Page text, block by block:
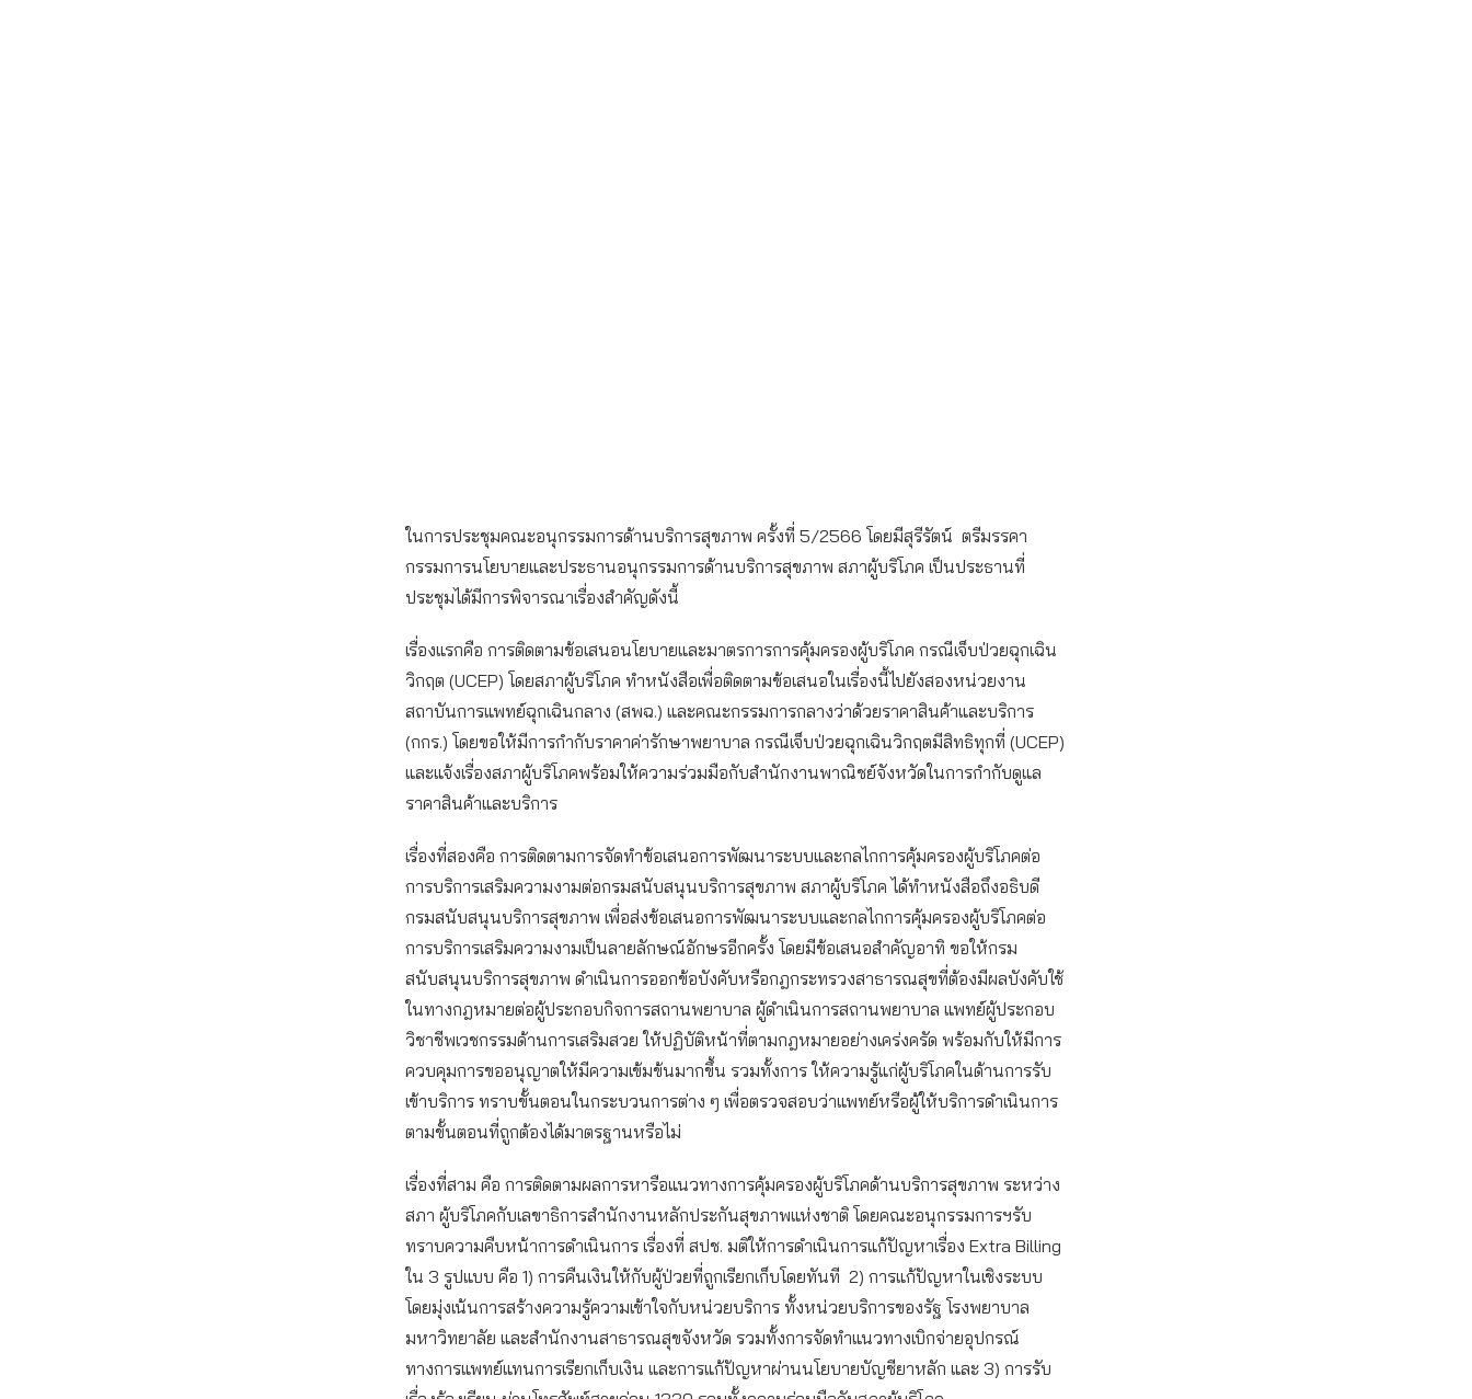
ในการประชุมคณะอนุกรรมการด้านบริการสุขภาพ ครั้งที่ 5/2566 โดยมีสุรีรัตน์ ตรีมรรคา
กรรมการนโยบายและประธานอนุกรรมการด้านบริการสุขภาพ สภาผู้บริโภค เป็นประธานที่
ประชุมได้มีการพิจารณาเรื่องสำคัญดังนี้
เรื่องแรกคือ การติดตามข้อเสนอนโยบายและมาตรการการคุ้มครองผู้บริโภค กรณีเจ็บป่วยฉุกเฉิน
วิกฤต (UCEP) โดยสภาผู้บริโภค ทำหนังสือเพื่อติดตามข้อเสนอในเรื่องนี้ไปยังสองหน่วยงาน
สถาบันการแพทย์ฉุกเฉินกลาง (สพฉ.) และคณะกรรมการกลางว่าด้วยราคาสินค้าและบริการ
(กกร.) โดยขอให้มีการกำกับราคาค่ารักษาพยาบาล กรณีเจ็บป่วยฉุกเฉินวิกฤตมีสิทธิทุกที่ (UCEP)
และแจ้งเรื่องสภาผู้บริโภคพร้อมให้ความร่วมมือกับสำนักงานพาณิชย์จังหวัดในการกำกับดูแล
ราคาสินค้าและบริการ
เรื่องที่สองคือ การติดตามการจัดทำข้อเสนอการพัฒนาระบบและกลไกการคุ้มครองผู้บริโภคต่อ
การบริการเสริมความงามต่อกรมสนับสนุนบริการสุขภาพ สภาผู้บริโภค ได้ทำหนังสือถึงอธิบดี
กรมสนับสนุนบริการสุขภาพ เพื่อส่งข้อเสนอการพัฒนาระบบและกลไกการคุ้มครองผู้บริโภคต่อ
การบริการเสริมความงามเป็นลายลักษณ์อักษรอีกครั้ง โดยมีข้อเสนอสำคัญอาทิ ขอให้กรม
สนับสนุนบริการสุขภาพ ดำเนินการออกข้อบังคับหรือกฎกระทรวงสาธารณสุขที่ต้องมีผลบังคับใช้
ในทางกฎหมายต่อผู้ประกอบกิจการสถานพยาบาล ผู้ดำเนินการสถานพยาบาล แพทย์ผู้ประกอบ
วิชาชีพเวชกรรมด้านการเสริมสวย ให้ปฏิบัติหน้าที่ตามกฎหมายอย่างเคร่งครัด พร้อมกับให้มีการ
ควบคุมการขออนุญาตให้มีความเข้มข้นมากขึ้น รวมทั้งการ ให้ความรู้แก่ผู้บริโภคในด้านการรับ
เข้าบริการ ทราบขั้นตอนในกระบวนการต่าง ๆ เพื่อตรวจสอบว่าแพทย์หรือผู้ให้บริการดำเนินการ
ตามขั้นตอนที่ถูกต้องได้มาตรฐานหรือไม่
เรื่องที่สาม คือ การติดตามผลการหารือแนวทางการคุ้มครองผู้บริโภคด้านบริการสุขภาพ ระหว่าง
สภา ผู้บริโภคกับเลขาธิการสำนักงานหลักประกันสุขภาพแห่งชาติ โดยคณะอนุกรรมการฯรับ
ทราบความคืบหน้าการดำเนินการ เรื่องที่ สปช. มติให้การดำเนินการแก้ปัญหาเรื่อง Extra Billing
ใน 3 รูปแบบ คือ 1) การคืนเงินให้กับผู้ป่วยที่ถูกเรียกเก็บโดยทันที 2) การแก้ปัญหาในเชิงระบบ
โดยมุ่งเน้นการสร้างความรู้ความเข้าใจกับหน่วยบริการ ทั้งหน่วยบริการของรัฐ โรงพยาบาล
มหาวิทยาลัย และสำนักงานสาธารณสุขจังหวัด รวมทั้งการจัดทำแนวทางเบิกจ่ายอุปกรณ์
ทางการแพทย์แทนการเรียกเก็บเงิน และการแก้ปัญหาผ่านนโยบายบัญชียาหลัก และ 3) การรับ